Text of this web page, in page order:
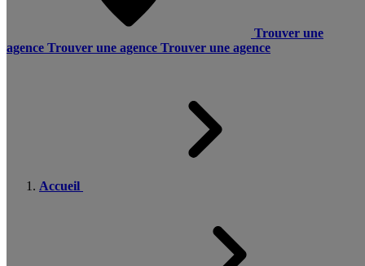
Trouver une
agence Trouver une agence Trouver une agence
Accueil